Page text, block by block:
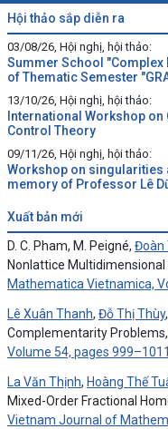
hội thảo sắp diễn ra
03/08/26, Hội nghị, hội thảo:
Summer School "Complex
of Thematic Semester
13/10/26, Hội nghị, hội thảo:
International Workshop
Control Theory
09/11/26, Hội nghị, hội thảo:
Workshop on singularities
memory of Professor Lê
xuất bản mới
D. C. Pham, M. Peigné, Đoàn
Nonlattice Multidimensional
Mathematica Vietnamica,
Lê Xuân Thanh, Đỗ Thị Thùy
Complementarity Problems,
Volume 54, pages
La Văn Thịnh, Hoàng Thế
Mixed-Order Fractional
Vietnam Journal of